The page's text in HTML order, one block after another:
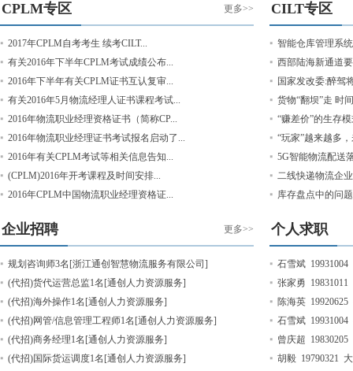
CPLM专区 更多>>
2017年CPLM自考考生 续考CILT...
有关2016年下半年CPLM考试成绩公布...
2016年下半年有关CPLM证书互认复审...
有关2016年5月物流经理人证书课程考试...
2016年物流职业经理资格证书（简称CP...
2016年物流职业经理证书考试报名启动了...
2016年有关CPLM考试等相关信息告知...
(CPLM)2016年开考课程及时间安排...
2016年CPLM中国物流职业经理资格证...
CILT专区
智能仓库管理系
西部陆海新通道
国家发改委:醉驾
货物“翻坝”走 时
“赚差价”的生存
“玩家”越来越多
5G智能物流配送
二线快递物流企
库存盘点中的问
企业招聘 更多>>
规划咨询师3名[浙江通创智慧物流服务有限公司]
(代招)货代运营总监1名[通创人力资源服务]
(代招)海外操作1名[通创人力资源服务]
(代招)网管/信息管理工程师1名[通创人力资源服务]
(代招)商务经理1名[通创人力资源服务]
(代招)国际货运调度1名[通创人力资源服务]
个人求职
石雪斌 19931004
张家勇 19831011
陈海英 19920625
石雪斌 19931004
曾庆超 19830205
胡毅 19790321